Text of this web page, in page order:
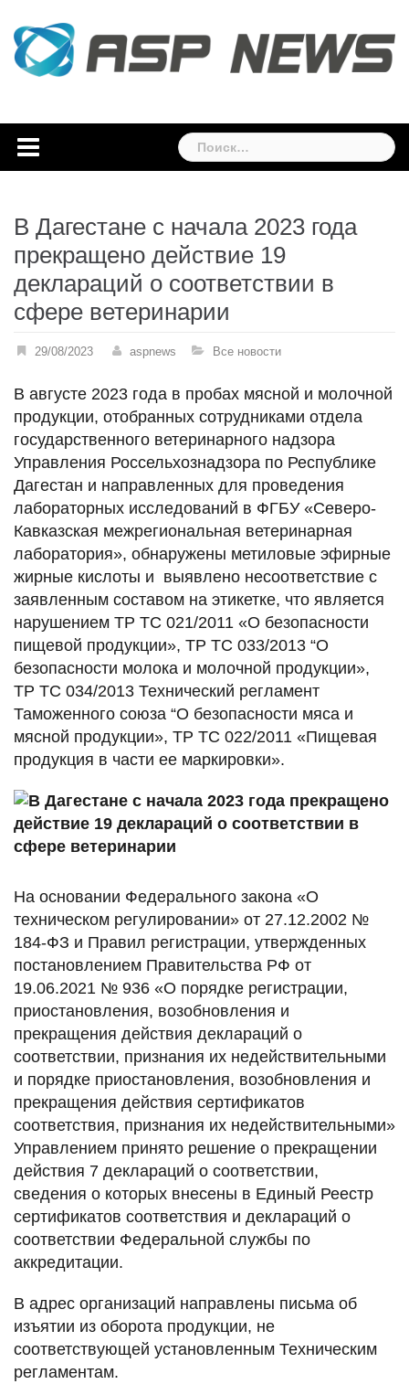
content
Найти:
В Дагестане с начала 2023 года
прекращено действие 19
деклараций о соответствии в
сфере ветеринарии
29/08/2023 aspnews Все новости
В августе 2023 года в пробах мясной и молочной
продукции, отобранных сотрудниками отдела
государственного ветеринарного надзора
Управления Россельхознадзора по Республике
Дагестан и направленных для проведения
лабораторных исследований в ФГБУ «Северо-
Кавказская межрегиональная ветеринарная
лаборатория», обнаружены метиловые эфирные
жирные кислоты и выявлено несоответствие с
заявленным составом на этикетке, что является
нарушением ТР ТС 021/2011 «О безопасности
пищевой продукции», ТР ТС 033/2013 “О
безопасности молока и молочной продукции»,
ТР ТС 034/2013 Технический регламент
Таможенного союза “О безопасности мяса и
мясной продукции», ТР ТС 022/2011 «Пищевая
продукция в части ее маркировки».
На основании Федерального закона «О
техническом регулировании» от 27.12.2002 №
184-ФЗ и Правил регистрации, утвержденных
постановлением Правительства РФ от
19.06.2021 № 936 «О порядке регистрации,
приостановления, возобновления и
прекращения действия деклараций о
соответствии, признания их недействительными
и порядке приостановления, возобновления и
прекращения действия сертификатов
соответствия, признания их недействительными»
Управлением принято решение о прекращении
действия 7 деклараций о соответствии,
сведения о которых внесены в Единый Реестр
сертификатов соответствия и деклараций о
соответствии Федеральной службы по
аккредитации.
В адрес организаций направлены письма об
изъятии из оборота продукции, не
соответствующей установленным Техническим
регламентам.